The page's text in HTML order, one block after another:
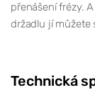
přenášení frézy.
držadlu jí můžete
Technická